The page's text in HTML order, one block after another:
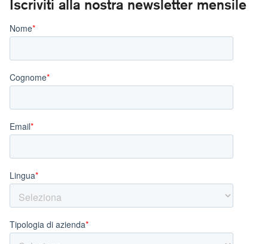
Iscriviti alla nostra newsletter mensile